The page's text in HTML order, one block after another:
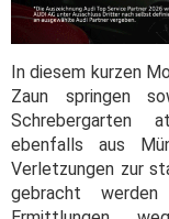
In diesem kurzen
Zaun springen
Schrebergarten
ebenfalls aus
Verletzungen zur
gebracht